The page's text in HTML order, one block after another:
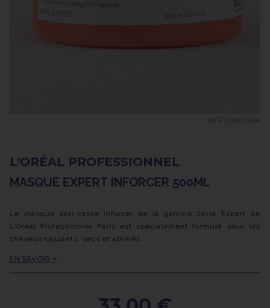
REF 3002.046
L'ORÉAL PROFESSIONNEL
MASQUE EXPERT INFORCER 500ML
Le masque anti-casse Inforcer de la gamme Série Expert de
L'Oréal Professionnel Paris est spécialement formulé pour les
cheveux cassants, secs et abîmés.
propriétés bénéfiques pour la santé des cheveux. La vitamine
l'élasticité de la fibre capillaire et lui redonne de la vitalité.
EN SAVOIR +